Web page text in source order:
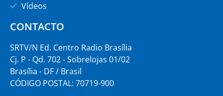
Vídeos
CONTACTO
SRTV/N Ed. Centro Radio Brasília
Cj. P - Qd. 702 - Sobrelojas 01/02
Brasília - DF / Brasil
CÓDIGO POSTAL: 70719-900